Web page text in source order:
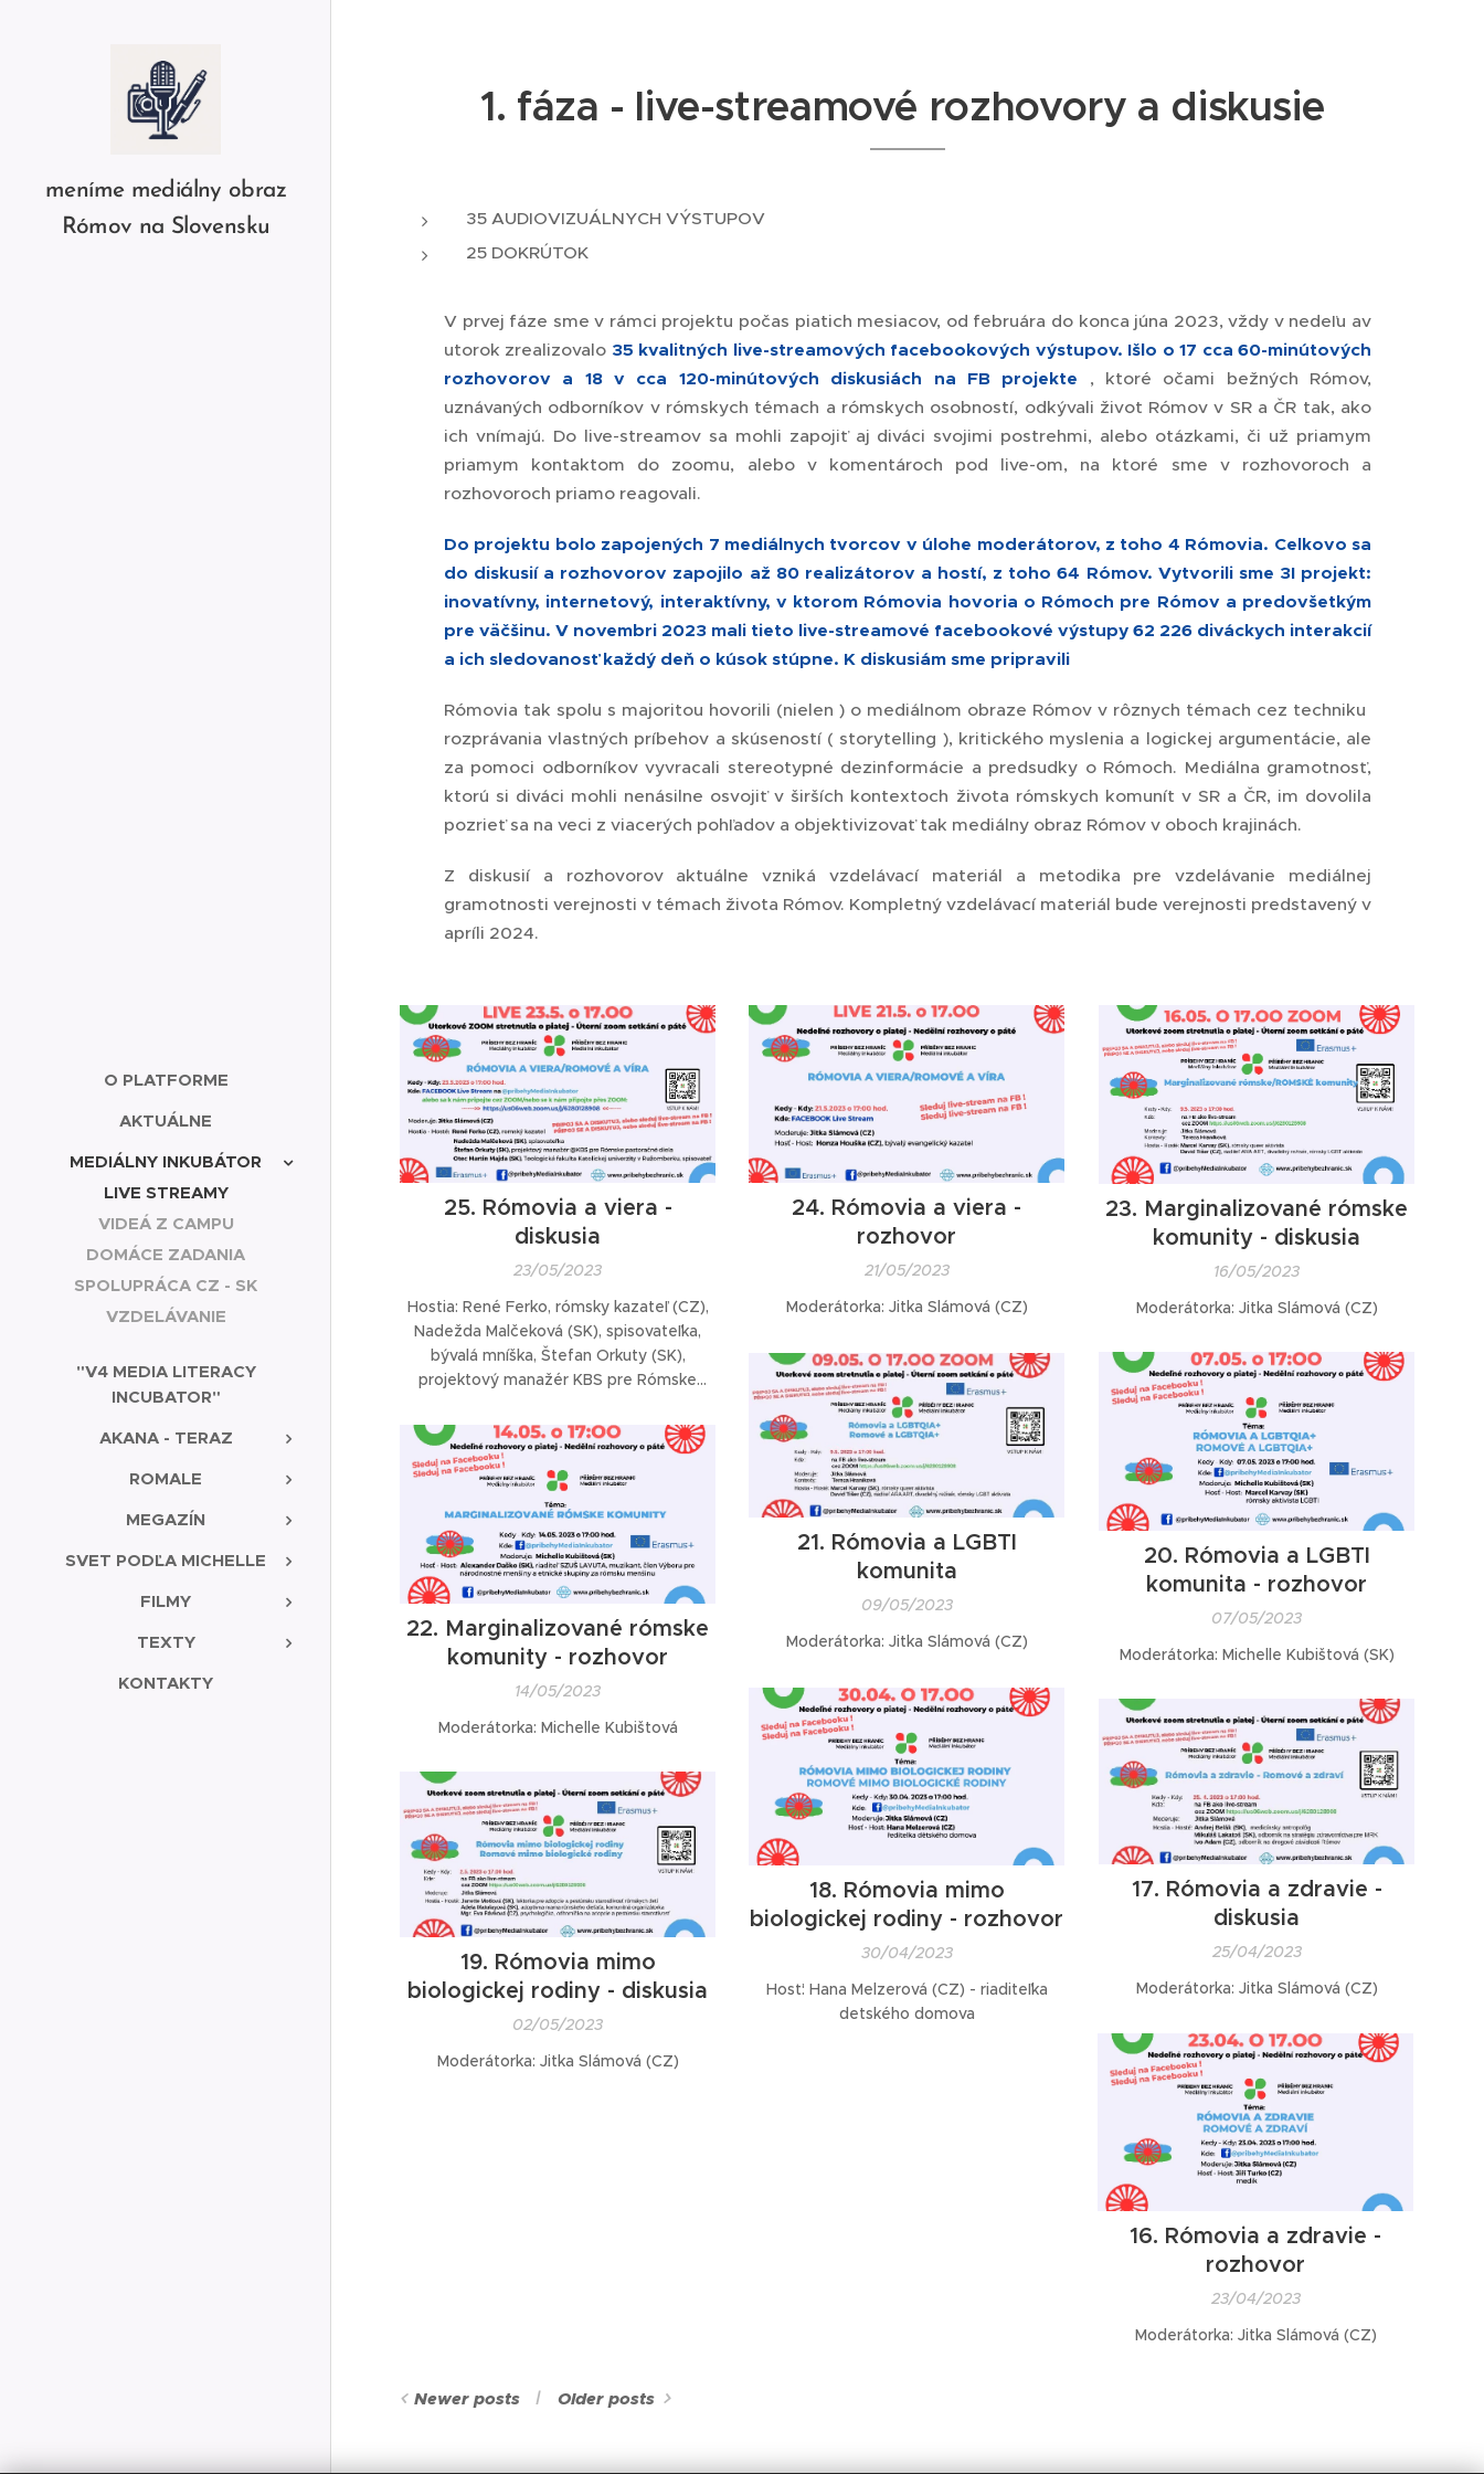
meníme mediálny obraz
Rómov na Slovensku
O PLATFORME
AKTUÁLNE
MEDIÁLNY INKUBÁTOR
LIVE STREAMY
VIDEÁ Z CAMPU
DOMÁCE ZADANIA
SPOLUPRÁCA CZ - SK
VZDELÁVANIE
"V4 MEDIA LITERACY
INCUBATOR"
AKANA - TERAZ
ROMALE
MEGAZÍN
SVET PODĽA MICHELLE
FILMY
TEXTY
KONTAKTY
1. fáza - live-streamové rozhovory a diskusie
35 AUDIOVIZUÁLNYCH VÝSTUPOV
25 DOKRÚTOK
V prvej fáze sme v rámci projektu počas piatich mesiacov, od februára do konca júna 2023, vždy v nedeľu av
utorok zrealizovalo 35 kvalitných live-streamových facebookových výstupov. Išlo o 17 cca 60-minútových
rozhovorov a 18 v cca 120-minútových diskusiách na FB projekte , ktoré očami bežných Rómov,
uznávaných odborníkov v rómskych témach a rómskych osobností, odkývali život Rómov v SR a ČR tak, ako
ich vnímajú. Do live-streamov sa mohli zapojiť aj diváci svojimi postrehmi, alebo otázkami, či už priamym
priamym kontaktom do zoomu, alebo v komentároch pod live-om, na ktoré sme v rozhovoroch a
rozhovoroch priamo reagovali.
Do projektu bolo zapojených 7 mediálnych tvorcov v úlohe moderátorov, z toho 4 Rómovia. Celkovo sa
do diskusií a rozhovorov zapojilo až 80 realizátorov a hostí, z toho 64 Rómov. Vytvorili sme 3I projekt:
inovatívny, internetový, interaktívny, v ktorom Rómovia hovoria o Rómoch pre Rómov a predovšetkým
pre väčšinu. V novembri 2023 mali tieto live-streamové facebookové výstupy 62 226 diváckych interakcií
a ich sledovanosť každý deň o kúsok stúpne. K diskusiám sme pripravili
Rómovia tak spolu s majoritou hovorili (nielen ) o mediálnom obraze Rómov v rôznych témach cez techniku ​​
rozprávania vlastných príbehov a skúseností ( storytelling ), kritického myslenia a logickej argumentácie, ale
za pomoci odborníkov vyvracali stereotypné dezinformácie a predsudky o Rómoch. Mediálna gramotnosť,
ktorú si diváci mohli nenásilne osvojiť v širších kontextoch života rómskych komunít v SR a ČR, im dovolila
pozrieť sa na veci z viacerých pohľadov a objektivizovať tak mediálny obraz Rómov v oboch krajinách.
Z diskusií a rozhovorov aktuálne vzniká vzdelávací materiál a metodika pre vzdelávanie mediálnej
gramotnosti verejnosti v témach života Rómov. Kompletný vzdelávací materiál bude verejnosti predstavený v
apríli 2024.
25. Rómovia a viera -
diskusia
23/05/2023
Hostia: René Ferko, rómsky kazateľ (CZ),
Nadežda Malčeková (SK), spisovateľka,
bývalá mníška, Štefan Orkuty (SK),
projektový manažér KBS pre Rómske
Teologická fakulta Katolíckej univerzity v
Ružomberku, spisovateľ
24. Rómovia a viera -
rozhovor
21/05/2023
Moderátorka: Jitka Slámová (CZ)
23. Marginalizované rómske
komunity - diskusia
16/05/2023
Moderátorka: Jitka Slámová (CZ)
22. Marginalizované rómske
komunity - rozhovor
14/05/2023
Moderátorka: Michelle Kubištová
21. Rómovia a LGBTI
komunita
09/05/2023
Moderátorka: Jitka Slámová (CZ)
20. Rómovia a LGBTI
komunita - rozhovor
07/05/2023
Moderátorka: Michelle Kubištová (SK)
19. Rómovia mimo
biologickej rodiny - diskusia
02/05/2023
Moderátorka: Jitka Slámová (CZ)
18. Rómovia mimo
biologickej rodiny - rozhovor
30/04/2023
Hosť: Hana Melzerová (CZ) - riaditeľka
detského domova
17. Rómovia a zdravie -
diskusia
25/04/2023
Moderátorka: Jitka Slámová (CZ)
16. Rómovia a zdravie -
rozhovor
23/04/2023
Moderátorka: Jitka Slámová (CZ)
Newer posts Older posts